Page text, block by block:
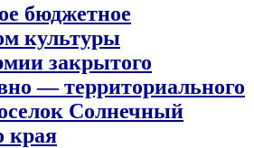
бюджетное
культуры
закрытого
— территориального
Солнечный
края